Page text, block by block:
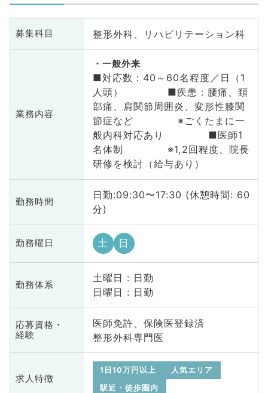
募集科目 整形外科、リハビリテーション科
業務内容
一般外来
■対応数：40～60名程度／日（1
人頭） ■疾患：腰痛、頚
部痛、肩関節周囲炎、変形性膝関
節症など ※ごくたまに一
般内科対応あり ■医師1
名体制 ※1,2回程度、院長
研修を検討（給与あり）
勤務時間
日勤:09:30〜17:30 (休憩時間: 60
分)
勤務曜日 土 日
勤務体系
土曜日 : 日勤
日曜日 : 日勤
応募資格・
経験
医師免許、保険医登録済
整形外科専門医
求人特徴
1日10万円以上
人気エリア
駅近・徒歩圏内